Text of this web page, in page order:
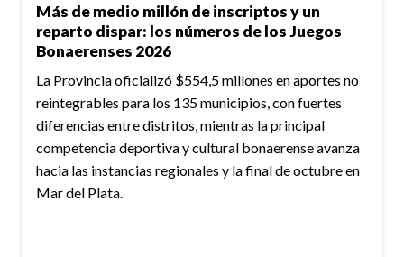
Más de medio millón de inscriptos y un
reparto dispar: los números de los Juegos
Bonaerenses 2026
La Provincia oficializó $554,5 millones en aportes no
reintegrables para los 135 municipios, con fuertes
diferencias entre distritos, mientras la principal
competencia deportiva y cultural bonaerense avanza
hacia las instancias regionales y la final de octubre en
Mar del Plata.